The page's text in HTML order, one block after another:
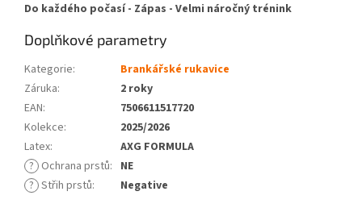
Do každého počasí - Zápas - Velmi náročný trénink
Doplňkové parametry
Kategorie:
Brankářské rukavice
Záruka:
2 roky
EAN:
7506611517720
Kolekce:
2025/2026
Latex:
AXG FORMULA
? Ochrana prstů: NE
? Střih prstů: Negative